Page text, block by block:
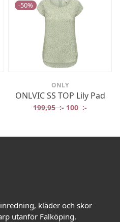
priset var: 279,95 :-.
priset är: 140 :-.
-50%
ONLY
ONLVIC SS TOP Lily Pad
199,95:- Det
100 :-
kläder och skor
utanför Falköping.